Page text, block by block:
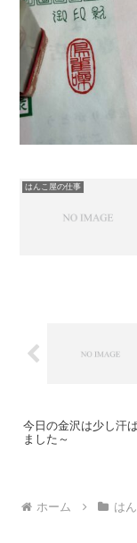
はんこ屋の仕事
今日の金沢は少し汗
ました～
ホーム は